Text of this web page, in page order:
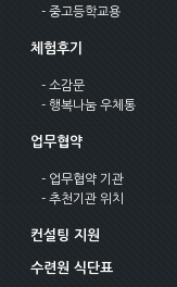
- 중고등학교용
체험후기
- 소감문
- 행복나눔 우체통
업무협약
- 업무협약 기관
- 추천기관 위치
컨설팅 지원
수련원 식단표